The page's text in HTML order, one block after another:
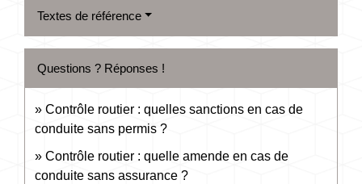
Textes de référence
Questions ? Réponses !
Contrôle routier : quelles sanctions en cas de
conduite sans permis ?
Contrôle routier : quelle amende en cas de
conduite sans assurance ?